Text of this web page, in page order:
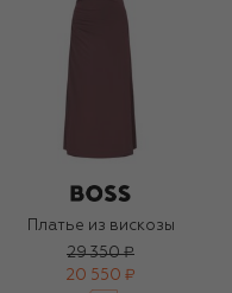
Платье из вискозы
29 350 ₽
20 550 ₽